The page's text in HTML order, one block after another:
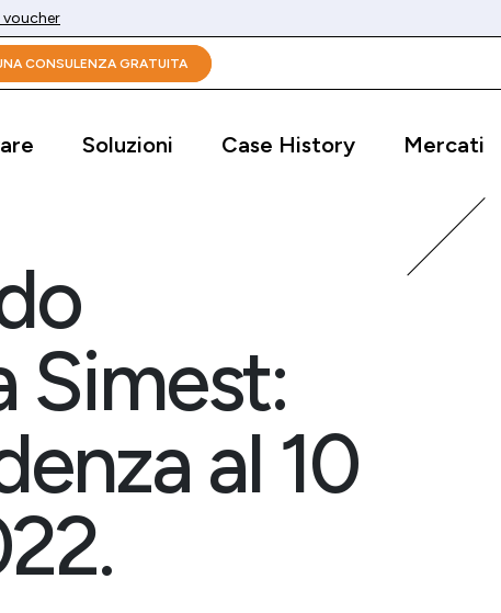
voucher
CONSULENZA GRATUITA
Soluzioni Case History Mercati
Simest:
al 10